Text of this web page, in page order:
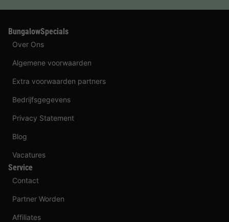
BungalowSpecials
Over Ons
Algemene voorwaarden
Extra voorwaarden partners
Bedrijfsgegevens
Privacy Statement
Blog
Vacatures
Service
Contact
Partner Worden
Affiliates